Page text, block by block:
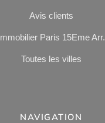
Avis clients
Immobilier Paris 15Eme Arr.
Toutes les villes
NAVIGATION